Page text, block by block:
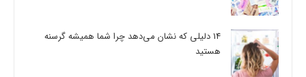
14 دلیلی که نشان می‌دهد چرا شما همیشه گرسنه
هستید